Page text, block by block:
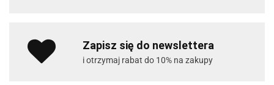
Zapisz się do newslettera
i otrzymaj rabat do 10% na zakupy